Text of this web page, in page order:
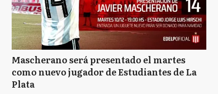
Mascherano será presentado el martes
como nuevo jugador de Estudiantes de La
Plata